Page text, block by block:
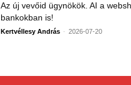
Az új vevőid ügynökök. AI a
bankokban is!
Kertvéllesy András - 2026-07-20